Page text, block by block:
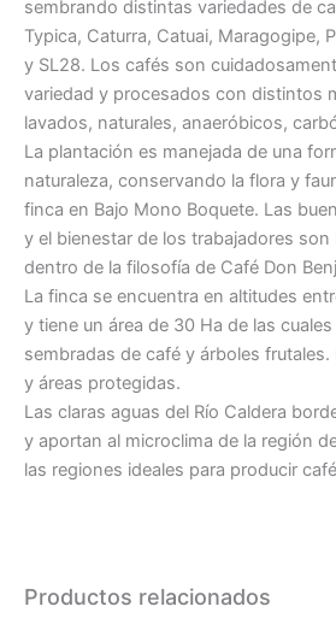
sembrando distintas variedades de
Typica, Caturra, Catuai, Maragogipe,
y SL28. Los cafés son
variedad y procesados con distintos
lavados, naturales, anaeróbicos,
La plantación es manejada de una
naturaleza, conservando la flora y
finca en Bajo Mono Boquete. Las
y el bienestar de los trabajadores
dentro de la filosofía de Café Don
La finca se encuentra en altitudes
y tiene un área de 30 Ha de las
sembradas de café y árboles
y áreas protegidas.
Las claras aguas del Río Caldera
y aportan al microclima de la región
las regiones ideales para producir
Productos relacionados